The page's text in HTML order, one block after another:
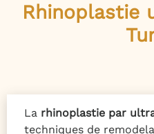
Rhinoplastie
La rhinoplastie par
techniques de